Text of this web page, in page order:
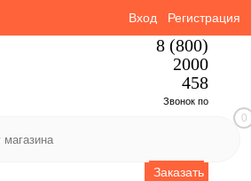
Вход Регистрация
8 (800)
2000
458
Звонок по
Заказать
0